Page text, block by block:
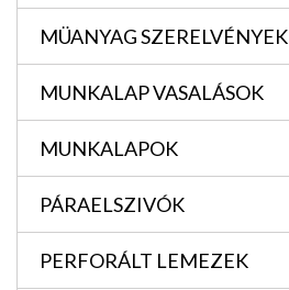
MÜANYAG SZERELVÉNYEK
MUNKALAP VASALÁSOK
MUNKALAPOK
PÁRAELSZIVÓK
PERFORÁLT LEMEZEK